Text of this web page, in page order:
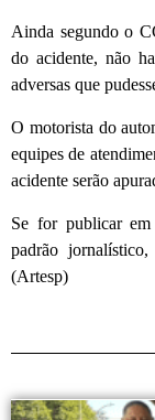
Ainda segundo o
do acidente, não
adversas que
O motorista do
equipes de
acidente serão
Se for publicar
padrão
(Artesp)